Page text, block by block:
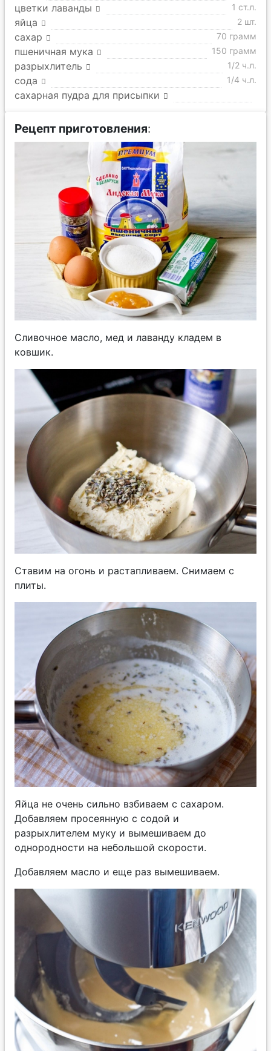
цветки лаванды 1 ст.л.
яйца 2 шт.
сахар 70 грамм
пшеничная мука 150 грамм
разрыхлитель 1/2 ч.л.
сода 1/4 ч.л.
сахарная пудра для присыпки
Рецепт приготовления:
Сливочное масло, мед и лаванду кладем в
ковшик.
Ставим на огонь и растапливаем. Снимаем с
плиты.
Яйца не очень сильно взбиваем с сахаром.
Добавляем просеянную с содой и
разрыхлителем муку и вымешиваем до
однородности на небольшой скорости.
Добавляем масло и еще раз вымешиваем.